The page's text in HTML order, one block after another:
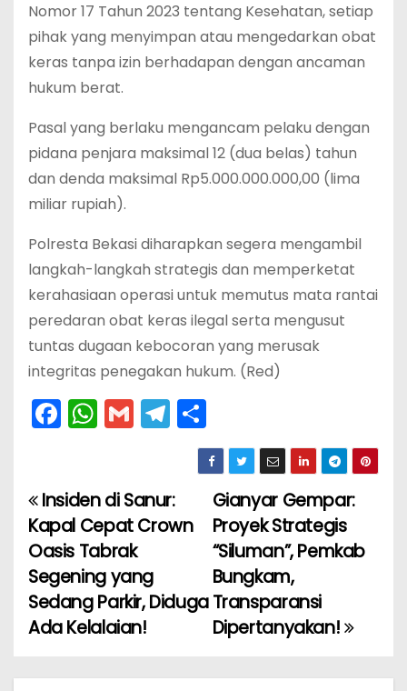
Nomor 17 Tahun 2023 tentang Kesehatan, setiap
pihak yang menyimpan atau mengedarkan obat
keras tanpa izin berhadapan dengan ancaman
hukum berat.
‎Pasal yang berlaku mengancam pelaku dengan
pidana penjara maksimal 12 (dua belas) tahun
dan denda maksimal Rp5.000.000.000,00 (lima
miliar rupiah).
‎Polresta Bekasi diharapkan segera mengambil
langkah-langkah strategis dan memperketat
kerahasiaan operasi untuk memutus mata rantai
peredaran obat keras ilegal serta mengusut
tuntas dugaan kebocoran yang merusak
integritas penegakan hukum. (Red)
F
e
b
o
o
k
W
ts
A
p
p
G
l
T
gr
a
h
ar
e
N
a
v
i
Gianyar Gempar:
Proyek Strategis
“Siluman”, Pemkab
Bungkam,
Transparansi
Dipertanyakan!
Insiden di Sanur:
Kapal Cepat Crown
Oasis Tabrak
Segening yang
Sedang Parkir, Diduga
Ada Kelalaian!